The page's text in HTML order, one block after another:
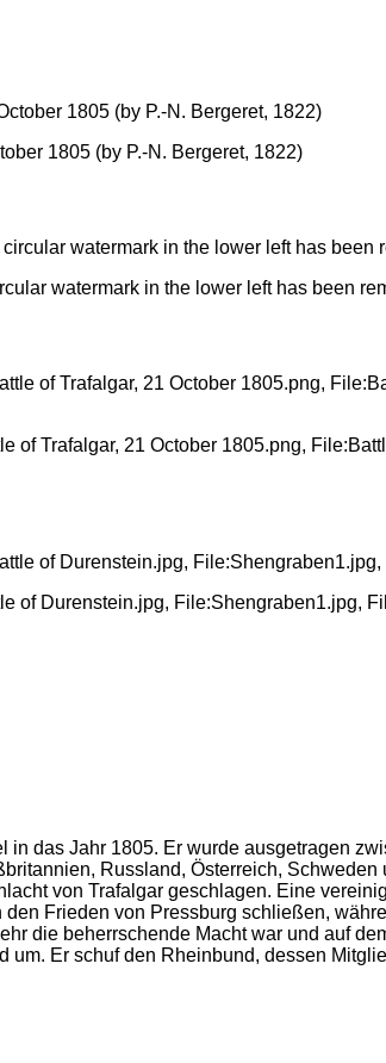
1805 (by P.-N. Bergeret, 1822)
watermark in the lower left has been
of Trafalgar, 21 October 1805.png,
of Durenstein.jpg, File:Shengraben1.jpg,
das Jahr 1805. Er wurde ausgetragen
Russland, Österreich,
von Trafalgar geschlagen. Eine
Frieden von Pressburg schließen,
die beherrschende Macht war und auf
Er schuf den Rheinbund, dessen